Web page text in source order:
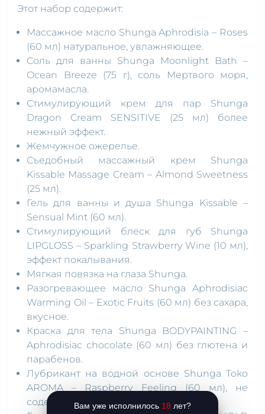
Этот набор содержит:
Массажное масло Shunga Aphrodisia – Roses
(60 мл) натуральное, увлажняющее.
Соль для ванны Shunga Moonlight Bath –
Ocean Breeze (75 г), соль Мертвого моря,
аромамасла.
Стимулирующий крем для пар Shunga
Dragon Cream SENSITIVE (25 мл) более
нежный эффект.
Жемчужное ожерелье.
Съедобный массажный крем Shunga
Kissable Massage Cream – Almond Sweetness
(25 мл).
Гель для ванны и душа Shunga Kissable –
Sensual Mint (60 мл).
Стимулирующий блеск для губ Shunga
LIPGLOSS – Sparkling Strawberry Wine (10 мл),
эффект покалывания.
Мягкая повязка на глаза Shunga.
Разогревающее масло Shunga Aphrodisiac
Warming Oil – Exotic Fruits (60 мл) без сахара,
вкусное.
Краска для тела Shunga BODYPAINTING –
Aphrodisiac chocolate (60 мл) без глютена и
парабенов.
Лубрикант на водной основе Shunga Toko
AROMA – Raspberry Feeling (60 мл), не
содержит сахара.Вам уже исполнилось 18 лет?